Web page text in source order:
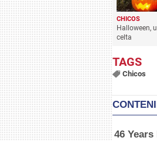
CHICOS
Halloween,
celta
Chicos
46